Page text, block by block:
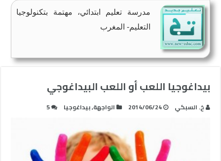
مدرسة تعليم ابتدائي، مهتمة بتكنولوجيا
التعليم- المغرب
بيداغوجيا اللعب أو اللعب البيداغوجي
خ. السبكي 2014/06/24 الواجهة,بيداغوجيا 5